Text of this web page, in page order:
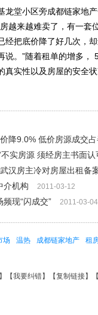
堂小区旁成都链家地产
越来越难卖了，有一套
经把底价降了好几次，
说。”随着租单的增多，
真实性以及房屋的安全
降9.0% 低价房源成交占
不实房源 须经房主书面认
汉房主冷对房屋出租备
介机构 2011-03-12
现“闪成交” 2011-03-04
场 温热 成都链家地产 租
】【我要纠错】【复制链接】【